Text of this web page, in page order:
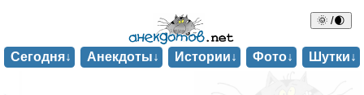
🌞 /🌒
Сегодня↓ Анекдоты↓ Истории↓ Фото↓ Шутки↓